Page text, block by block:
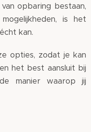
opbaring bestaan,
is het
kan.
opties, zodat je kan
het best aansluit bij
manier waarop jij